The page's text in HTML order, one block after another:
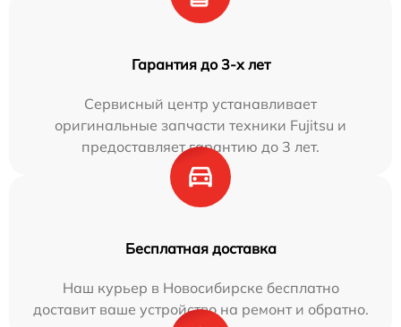
Гарантия до 3-х лет
Сервисный центр устанавливает
оригинальные запчасти техники Fujitsu и
предоставляет гарантию до 3 лет.
Бесплатная доставка
Наш курьер в Новосибирске бесплатно
доставит ваше устройство на ремонт и обратно.